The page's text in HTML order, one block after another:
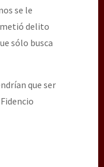
se le
delito
sólo busca
que ser